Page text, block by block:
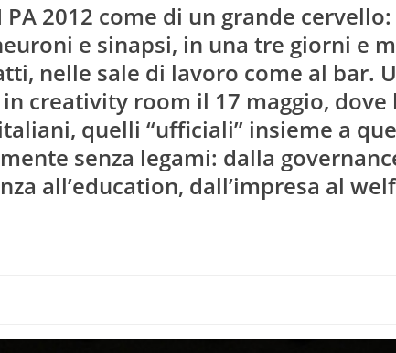
2012 come di un grande
e sinapsi, in una tre giorni e
nelle sale di lavoro come al bar.
creativity room il 17 maggio, dove
quelli “ufficiali” insieme a
senza legami: dalla
all’education, dall’impresa al